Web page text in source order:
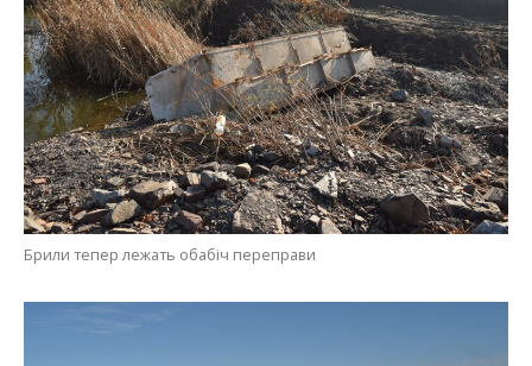
Брили тепер лежать обабіч переправи